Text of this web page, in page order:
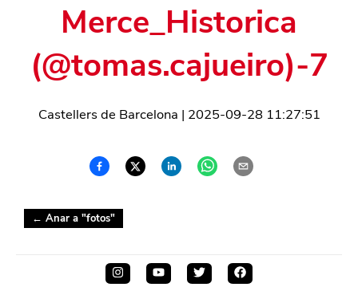
Merce_Historica
(@tomas.cajueiro)-7
Castellers de Barcelona | 2025-09-28 11:27:51
← Anar a "fotos"